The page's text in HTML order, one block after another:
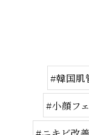
#韓国肌
#小顔フ
#ニキビ改